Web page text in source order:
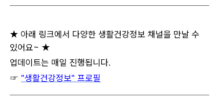
★ 아래 링크에서 다양한 생활건강정보 채널을 만날 수
있어요~ ★
업데이트는 매일 진행됩니다.
☞ "생활건강정보" 프로필